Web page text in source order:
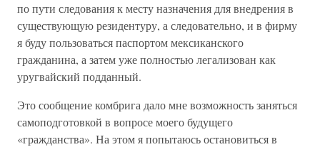
по пути следования к месту назначения для внедрения в
существующую резидентуру, а следовательно, и в фирму
я буду пользоваться паспортом мексиканского
гражданина, а затем уже полностью легализован как
уругвайский подданный.
Это сообщение комбрига дало мне возможность заняться
самоподготовкой в вопросе моего будущего
«гражданства». На этом я попытаюсь остановиться в